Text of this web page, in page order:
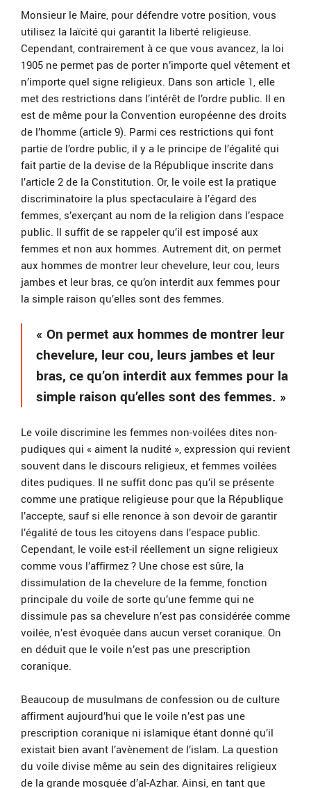
Monsieur le Maire, pour défendre votre position, vous
utilisez la laïcité qui garantit la liberté religieuse.
Cependant, contrairement à ce que vous avancez, la loi
1905 ne permet pas de porter n’importe quel vêtement et
n’importe quel signe religieux. Dans son article 1, elle
met des restrictions dans l’intérêt de l’ordre public. Il en
est de même pour la Convention européenne des droits
de l’homme (article 9). Parmi ces restrictions qui font
partie de l’ordre public, il y a le principe de l’égalité qui
fait partie de la devise de la République inscrite dans
l’article 2 de la Constitution. Or, le voile est la pratique
discriminatoire la plus spectaculaire à l’égard des
femmes, s’exerçant au nom de la religion dans l’espace
public. Il suffit de se rappeler qu’il est imposé aux
femmes et non aux hommes. Autrement dit, on permet
aux hommes de montrer leur chevelure, leur cou, leurs
jambes et leur bras, ce qu’on interdit aux femmes pour
la simple raison qu’elles sont des femmes.
« On permet aux hommes de montrer leur
chevelure, leur cou, leurs jambes et leur
bras, ce qu’on interdit aux femmes pour la
simple raison qu’elles sont des femmes. »
Le voile discrimine les femmes non-voilées dites non-
pudiques qui « aiment la nudité », expression qui revient
souvent dans le discours religieux, et femmes voilées
dites pudiques. Il ne suffit donc pas qu’il se présente
comme une pratique religieuse pour que la République
l’accepte, sauf si elle renonce à son devoir de garantir
l’égalité de tous les citoyens dans l’espace public.
Cependant, le voile est-il réellement un signe religieux
comme vous l’affirmez ? Une chose est sûre, la
dissimulation de la chevelure de la femme, fonction
principale du voile de sorte qu’une femme qui ne
dissimule pas sa chevelure n’est pas considérée comme
voilée, n’est évoquée dans aucun verset coranique. On
en déduit que le voile n’est pas une prescription
coranique.
Beaucoup de musulmans de confession ou de culture
affirment aujourd’hui que le voile n’est pas une
prescription coranique ni islamique étant donné qu’il
existait bien avant l’avènement de l’islam. La question
du voile divise même au sein des dignitaires religieux
de la grande mosquée d’al-Azhar. Ainsi, en tant que